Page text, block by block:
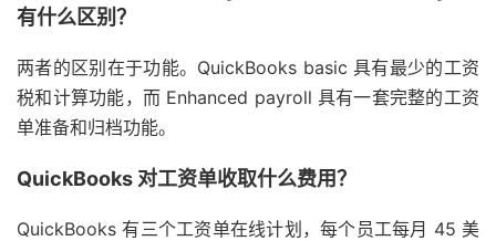
有什么区别？
两者的区别在于功能。QuickBooks basic 具有最少的工资
税和计算功能，而 Enhanced payroll 具有一套完整的工资
单准备和归档功能。
QuickBooks 对工资单收取什么费用？
QuickBooks 有三个工资单在线计划，每个员工每月 45 美